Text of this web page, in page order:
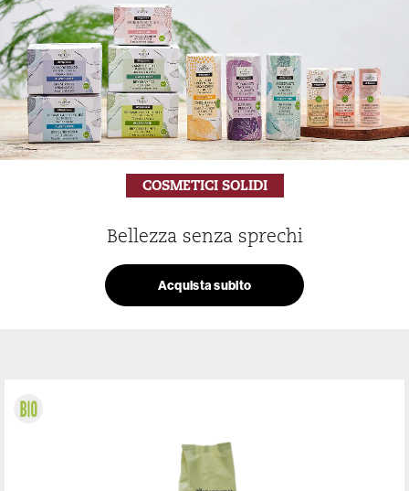
COSMETICI SOLIDI
Bellezza senza sprechi
Acquista subito